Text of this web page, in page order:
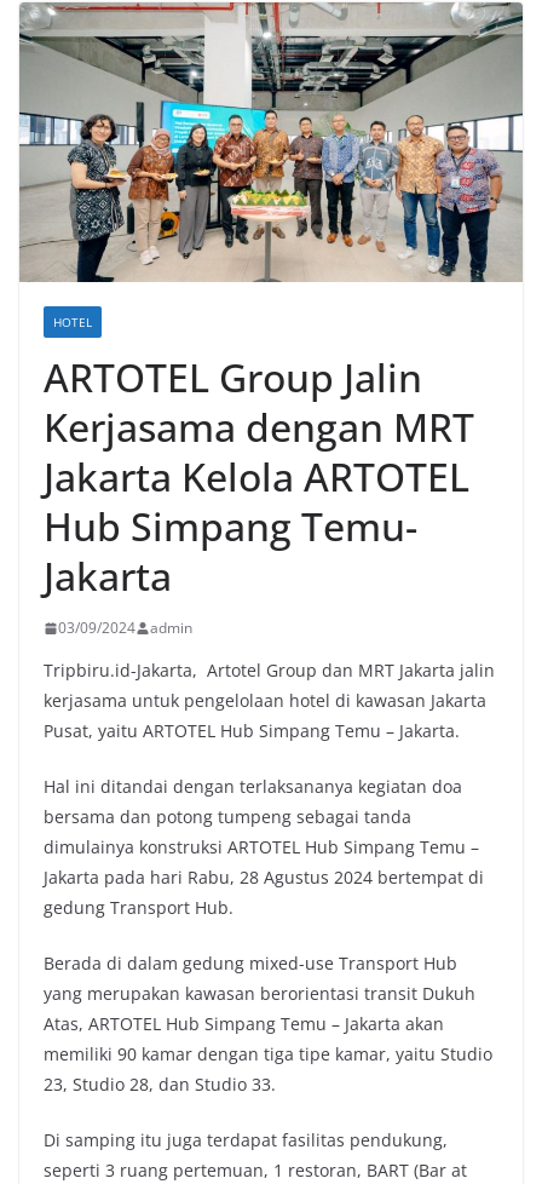
HOTEL
ARTOTEL Group Jalin
Kerjasama dengan MRT
Jakarta Kelola ARTOTEL
Hub Simpang Temu-
Jakarta
03/09/2024 admin
Tripbiru.id-Jakarta, Artotel Group dan MRT Jakarta jalin
kerjasama untuk pengelolaan hotel di kawasan Jakarta
Pusat, yaitu ARTOTEL Hub Simpang Temu – Jakarta.
Hal ini ditandai dengan terlaksananya kegiatan doa
bersama dan potong tumpeng sebagai tanda
dimulainya konstruksi ARTOTEL Hub Simpang Temu –
Jakarta pada hari Rabu, 28 Agustus 2024 bertempat di
gedung Transport Hub.
Berada di dalam gedung mixed-use Transport Hub
yang merupakan kawasan berorientasi transit Dukuh
Atas, ARTOTEL Hub Simpang Temu – Jakarta akan
memiliki 90 kamar dengan tiga tipe kamar, yaitu Studio
23, Studio 28, dan Studio 33.
Di samping itu juga terdapat fasilitas pendukung,
seperti 3 ruang pertemuan, 1 restoran, BART (Bar at